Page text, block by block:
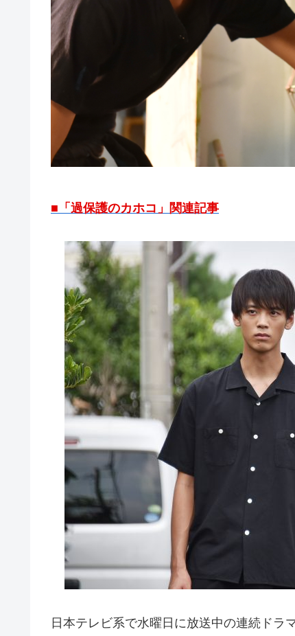
■「過保護のカホコ」関連記事
日本テレビ系で水曜日に放送中の連続ドラ